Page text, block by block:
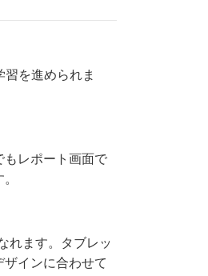
を進められま
レポート画面で
れます。タブレッ
インに合わせて